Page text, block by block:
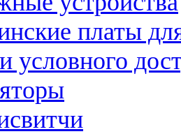
платы
условного